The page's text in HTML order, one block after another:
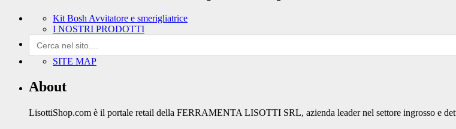
Kit Bosh Avvitatore e smerigliatrice
I NOSTRI PRODOTTI
Search
for:
SITE MAP
About
LisottiShop.com è il portale retail della FERRAMENTA LISOTTI SRL, azienda leader nel settore ingrosso e